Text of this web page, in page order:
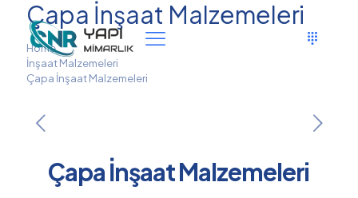
Çapa İnşaat Malzemeleri
Home
İnşaat Malzemeleri
Çapa İnşaat Malzemeleri
Çapa İnşaat Malzemeleri